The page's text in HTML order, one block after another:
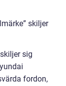
skiljer
sig
fordon,